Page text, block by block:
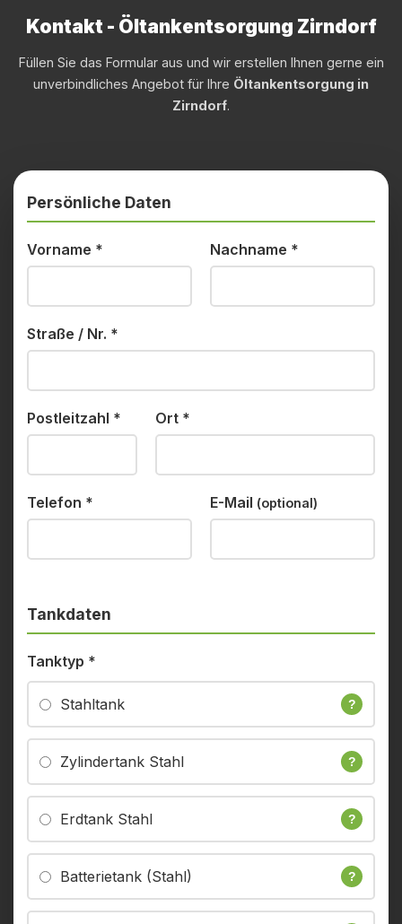
Kontakt - Öltankentsorgung Zirndorf
Füllen Sie das Formular aus und wir erstellen Ihnen gerne ein
unverbindliches Angebot für Ihre Öltankentsorgung in
Zirndorf.
Persönliche Daten
Vorname * Nachname *
Straße / Nr. *
Postleitzahl * Ort *
Telefon * E-Mail (optional)
Tankdaten
Tanktyp *
Stahltank ?
Zylindertank Stahl ?
Erdtank Stahl ?
Batterietank (Stahl) ?